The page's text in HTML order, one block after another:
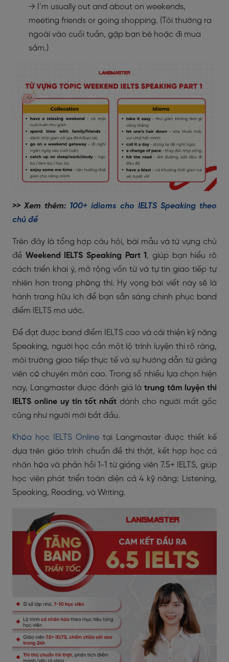
→ I’m usually out and about on weekends,
meeting friends or going shopping. (Tôi thường ra
ngoài vào cuối tuần, gặp bạn bè hoặc đi mua
sắm.)
>> Xem thêm: 100+ idioms cho IELTS Speaking theo
chủ đề
Trên đây là tổng hợp câu hỏi, bài mẫu và từ vựng chủ
đề Weekend IELTS Speaking Part 1 , giúp bạn hiểu rõ
cách triển khai ý, mở rộng vốn từ và tự tin giao tiếp tự
nhiên hơn trong phòng thi. Hy vọng bài viết này sẽ là
hành trang hữu ích để bạn sẵn sàng chinh phục band
điểm IELTS mơ ước.
Để đạt được band điểm IELTS cao và cải thiện kỹ năng
Speaking, người học cần một lộ trình luyện thi rõ ràng,
môi trường giao tiếp thực tế và sự hướng dẫn từ giảng
viên có chuyên môn cao. Trong số nhiều lựa chọn hiện
nay, Langmaster được đánh giá là trung tâm luyện thi
IELTS online uy tín tốt nhất dành cho người mất gốc
cũng như người mới bắt đầu.
Khóa học IELTS Online tại Langmaster được thiết kế
dựa trên giáo trình chuẩn đề thi thật, kết hợp học cá
nhân hóa và phản hồi 1-1 từ giảng viên 7.5+ IELTS, giúp
học viên phát triển toàn diện cả 4 kỹ năng: Listening,
Speaking, Reading, và Writing.